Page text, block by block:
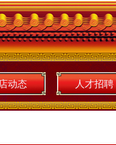
动态 人才招聘